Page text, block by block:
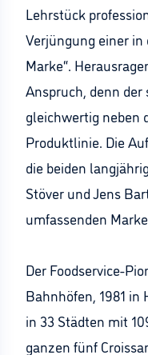
Lehrstück
Verjüngung einer in
Marke“.
Anspruch, denn
gleichwertig neben
Produktlinie. Die
die beiden
Stöver und Jens
umfassenden
Der Foodservice-
Bahnhöfen, 1981
in 33 Städten mit
ganzen fünf